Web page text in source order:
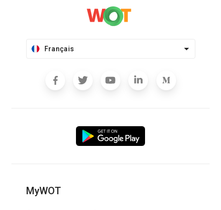
Français
MyWOT